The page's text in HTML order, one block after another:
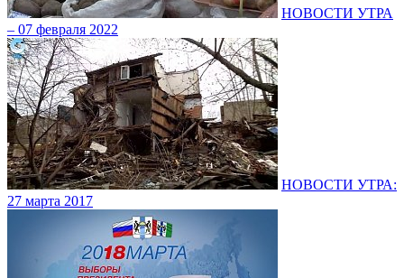
НОВОСТИ УТРА
– 07 февраля 2022
НОВОСТИ УТРА:
27 марта 2017